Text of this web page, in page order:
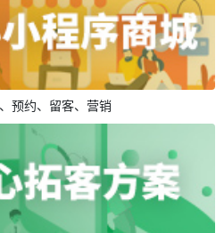
预约、留客、营销